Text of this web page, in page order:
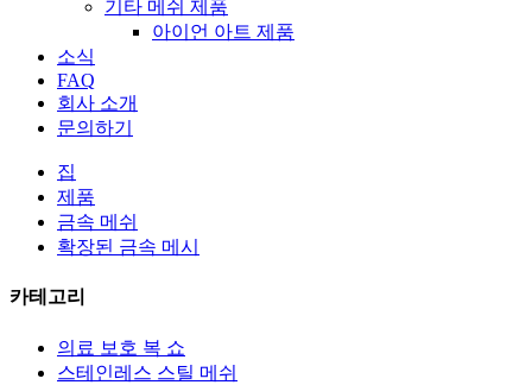
기타 메쉬 제품
아이언 아트 제품
소식
FAQ
회사 소개
문의하기
집
제품
금속 메쉬
확장된 금속 메시
카테고리
의료 보호 복 쇼
스테인레스 스틸 메쉬